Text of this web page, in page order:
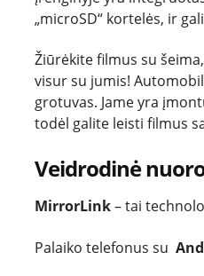
„microSD“ kortelės, ir
Žiūrėkite filmus su
visur su jumis!
grotuvas. Jame yra
todėl galite leisti filmus
Veidrodinė
MirrorLink– tai
Palaiko telefonus su